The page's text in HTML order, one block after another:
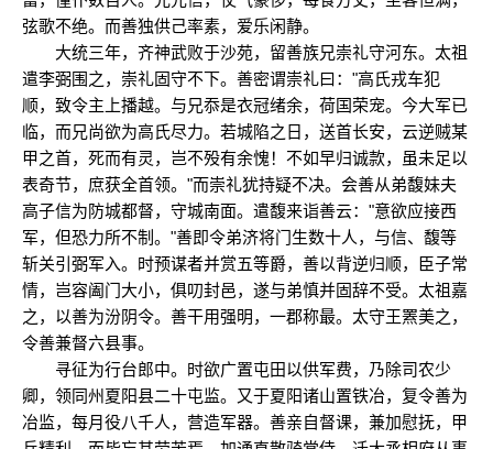
弦歌不绝。而善独供己率素，爱乐闲静。
大统三年，齐神武败于沙苑，留善族兄崇礼守河东。太祖
遣李弼围之，崇礼固守不下。善密谓崇礼曰："高氏戎车犯
顺，致令主上播越。与兄忝是衣冠绪余，荷国荣宠。今大军已
临，而兄尚欲为高氏尽力。若城陷之日，送首长安，云逆贼某
甲之首，死而有灵，岂不殁有余愧！不如早归诚款，虽未足以
表奇节，庶获全首领。"而崇礼犹持疑不决。会善从弟馥妹夫
高子信为防城都督，守城南面。遣馥来诣善云："意欲应接西
军，但恐力所不制。"善即令弟济将门生数十人，与信、馥等
斩关引弼军入。时预谋者并赏五等爵，善以背逆归顺，臣子常
情，岂容阖门大小，俱叨封邑，遂与弟慎并固辞不受。太祖嘉
之，以善为汾阴令。善干用强明，一郡称最。太守王罴美之，
令善兼督六县事。
寻征为行台郎中。时欲广置屯田以供军费，乃除司农少
卿，领同州夏阳县二十屯监。又于夏阳诸山置铁冶，复令善为
冶监，每月役八千人，营造军器。善亲自督课，兼加慰抚，甲